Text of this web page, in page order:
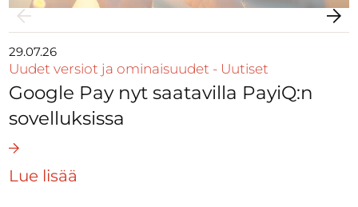
29.07.26
Uudet versiot ja ominaisuudet - Uutiset
Google Pay nyt saatavilla PayiQ:n
sovelluksissa
Lue lisää